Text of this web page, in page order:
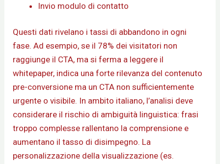
Invio modulo di contatto
Questi dati rivelano i tassi di abbandono in ogni
fase. Ad esempio, se il 78% dei visitatori non
raggiunge il CTA, ma si ferma a leggere il
whitepaper, indica una forte rilevanza del contenuto
pre-conversione ma un CTA non sufficientemente
urgente o visibile. In ambito italiano, l’analisi deve
considerare il rischio di ambiguità linguistica: frasi
troppo complesse rallentano la comprensione e
aumentano il tasso di disimpegno. La
personalizzazione della visualizzazione (es.